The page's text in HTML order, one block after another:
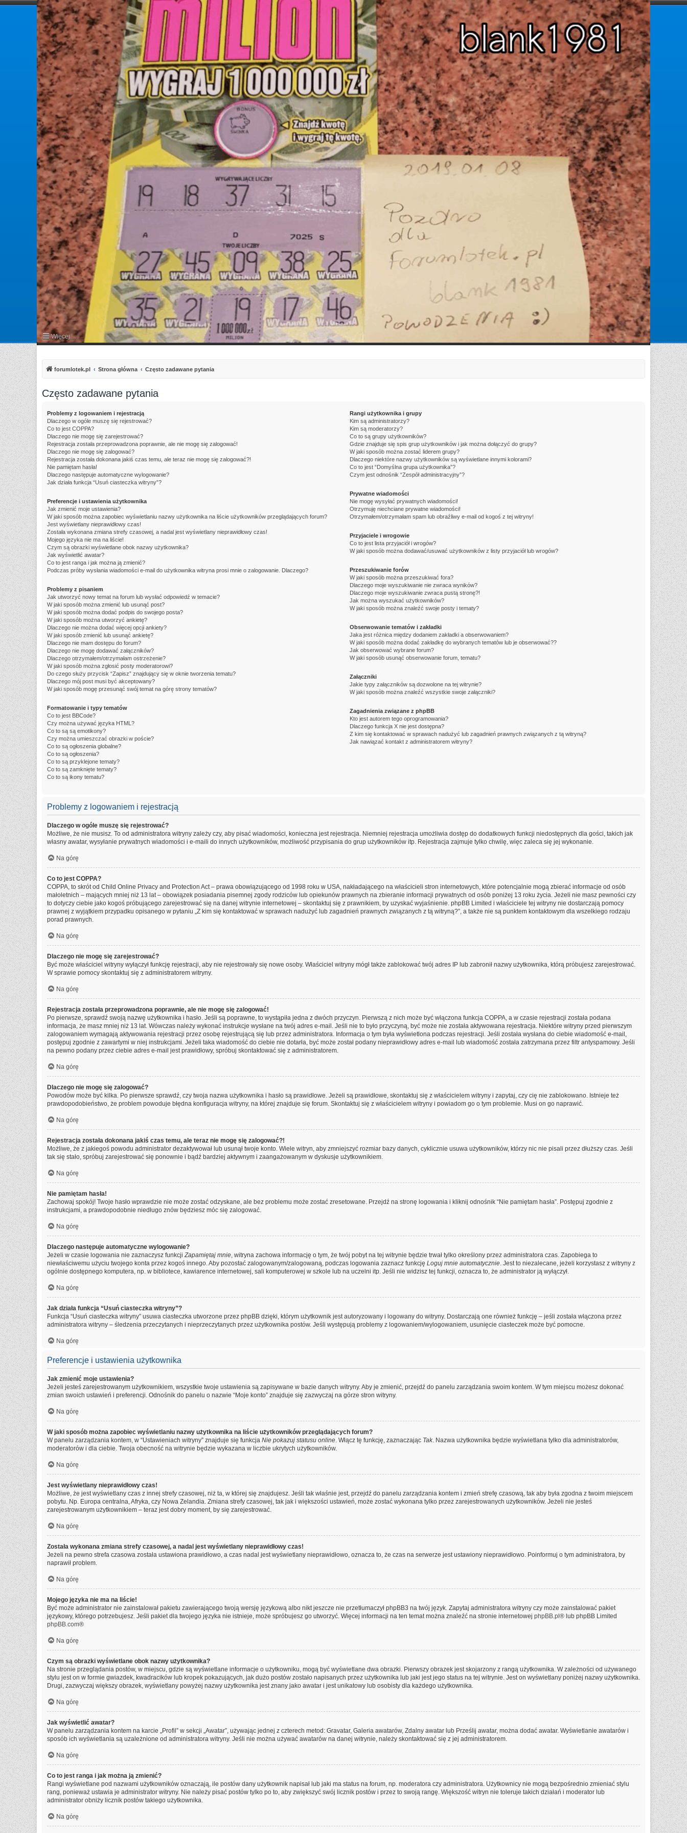
forumlotek.pl
Forum gier liczbowych
Więcej… Zaloguj się
Zarejestruj się
forumlotek.pl Strona główna Często zadawane pytania
Często zadawane pytania
Problemy z logowaniem i rejestracją
Dlaczego w ogóle muszę się rejestrować?
Co to jest COPPA?
Dlaczego nie mogę się zarejestrować?
Rejestracja została przeprowadzona poprawnie, ale nie mogę się zalogować!
Dlaczego nie mogę się zalogować?
Rejestracja została dokonana jakiś czas temu, ale teraz nie mogę się zalogować?!
Nie pamiętam hasła!
Dlaczego następuje automatyczne wylogowanie?
Jak działa funkcja “Usuń ciasteczka witryny”?
Preferencje i ustawienia użytkownika
Jak zmienić moje ustawienia?
W jaki sposób można zapobiec wyświetlaniu nazwy użytkownika na liście użytkowników przeglądających forum?
Jest wyświetlany nieprawidłowy czas!
Została wykonana zmiana strefy czasowej, a nadal jest wyświetlany nieprawidłowy czas!
Mojego języka nie ma na liście!
Czym są obrazki wyświetlane obok nazwy użytkownika?
Jak wyświetlić awatar?
Co to jest ranga i jak można ją zmienić?
Podczas próby wysłania wiadomości e-mail do użytkownika witryna prosi mnie o zalogowanie. Dlaczego?
Problemy z pisaniem
Jak utworzyć nowy temat na forum lub wysłać odpowiedź w temacie?
W jaki sposób można zmienić lub usunąć post?
W jaki sposób można dodać podpis do swojego posta?
W jaki sposób można utworzyć ankietę?
Dlaczego nie można dodać więcej opcji ankiety?
W jaki sposób zmienić lub usunąć ankietę?
Dlaczego nie mam dostępu do forum?
Dlaczego nie mogę dodawać załączników?
Dlaczego otrzymałem/otrzymałam ostrzeżenie?
W jaki sposób można zgłosić posty moderatorowi?
Do czego służy przycisk “Zapisz” znajdujący się w oknie tworzenia tematu?
Dlaczego mój post musi być akceptowany?
W jaki sposób mogę przesunąć swój temat na górę strony tematów?
Formatowanie i typy tematów
Co to jest BBCode?
Czy można używać języka HTML?
Co to są są emotikony?
Czy można umieszczać obrazki w poście?
Co to są ogłoszenia globalne?
Co to są ogłoszenia?
Co to są przyklejone tematy?
Co to są zamknięte tematy?
Co to są ikony tematu?
Rangi użytkownika i grupy
Kim są administratorzy?
Kim są moderatorzy?
Co to są grupy użytkowników?
Gdzie znajduje się spis grup użytkowników i jak można dołączyć do grupy?
W jaki sposób można zostać liderem grupy?
Dlaczego niektóre nazwy użytkowników są wyświetlane innymi kolorami?
Co to jest “Domyślna grupa użytkownika”?
Czym jest odnośnik “Zespół administracyjny”?
Prywatne wiadomości
Nie mogę wysyłać prywatnych wiadomości!
Otrzymuję niechciane prywatne wiadomości!
Otrzymałem/otrzymałam spam lub obraźliwy e-mail od kogoś z tej witryny!
Przyjaciele i wrogowie
Co to jest lista przyjaciół i wrogów?
W jaki sposób można dodawać/usuwać użytkowników z listy przyjaciół lub wrogów?
Przeszukiwanie forów
W jaki sposób można przeszukiwać fora?
Dlaczego moje wyszukiwanie nie zwraca wyników?
Dlaczego moje wyszukiwanie zwraca pustą stronę?!
Jak można wyszukać użytkowników?
W jaki sposób można znaleźć swoje posty i tematy?
Obserwowanie tematów i zakładki
Jaka jest różnica między dodaniem zakładki a obserwowaniem?
W jaki sposób można dodać zakładkę do wybranych tematów lub je obserwować??
Jak obserwować wybrane forum?
W jaki sposób usunąć obserwowanie forum, tematu?
Załączniki
Jakie typy załączników są dozwolone na tej witrynie?
W jaki sposób można znaleźć wszystkie swoje załączniki?
Zagadnienia związane z phpBB
Kto jest autorem tego oprogramowania?
Dlaczego funkcja X nie jest dostępna?
Z kim się kontaktować w sprawach nadużyć lub zagadnień prawnych związanych z tą witryną?
Jak nawiązać kontakt z administratorem witryny?
Problemy z logowaniem i rejestracją
Dlaczego w ogóle muszę się rejestrować?
Możliwe, że nie musisz. To od administratora witryny zależy czy, aby pisać wiadomości, konieczna jest rejestracja. Niemniej rejestracja umożliwia dostęp do dodatkowych funkcji niedostępnych dla gości, takich jak
własny awatar, wysyłanie prywatnych wiadomości i e-maili do innych użytkowników, możliwość przypisania do grup użytkowników itp. Rejestracja zajmuje tylko chwilę, więc zaleca się jej wykonanie.
Na górę
Co to jest COPPA?
COPPA, to skrót od Child Online Privacy and Protection Act – prawa obowiązującego od 1998 roku w USA, nakładającego na właścicieli stron internetowych, które potencjalnie mogą zbierać informacje od osób
małoletnich – mających mniej niż 13 lat – obowiązek posiadania pisemnej zgody rodziców lub opiekunów prawnych na zbieranie informacji prywatnych od osób poniżej 13 roku życia. Jeżeli nie masz pewności czy
to dotyczy ciebie jako kogoś próbującego zarejestrować się na danej witrynie internetowej – skontaktuj się z prawnikiem, by uzyskać wyjaśnienie. phpBB Limited i właściciele tej witryny nie dostarczają pomocy
prawnej z wyjątkiem przypadku opisanego w pytaniu „Z kim się kontaktować w sprawach nadużyć lub zagadnień prawnych związanych z tą witryną?”, a także nie są punktem kontaktowym dla wszelkiego rodzaju
porad prawnych.
Na górę
Dlaczego nie mogę się zarejestrować?
Być może właściciel witryny wyłączył funkcję rejestracji, aby nie rejestrowały się nowe osoby. Właściciel witryny mógł także zablokować twój adres IP lub zabronił nazwy użytkownika, którą próbujesz zarejestrować.
W sprawie pomocy skontaktuj się z administratorem witryny.
Na górę
Rejestracja została przeprowadzona poprawnie, ale nie mogę się zalogować!
Po pierwsze, sprawdź swoją nazwę użytkownika i hasło. Jeśli są poprawne, to wystąpiła jedna z dwóch przyczyn. Pierwszą z nich może być włączona funkcja COPPA, a w czasie rejestracji została podana
informacja, że masz mniej niż 13 lat. Wówczas należy wykonać instrukcje wysłane na twój adres e-mail. Jeśli nie to było przyczyną, być może nie została aktywowana rejestracja. Niektóre witryny przed pierwszym
zalogowaniem wymagają aktywowania rejestracji przez osobę rejestrującą się lub przez administratora. Informacja o tym była wyświetlona podczas rejestracji. Jeśli została wysłana do ciebie wiadomość e-mail,
postępuj zgodnie z zawartymi w niej instrukcjami. Jeżeli taka wiadomość do ciebie nie dotarła, być może został podany nieprawidłowy adres e-mail lub wiadomość została zatrzymana przez filtr antyspamowy. Jeśli
na pewno podany przez ciebie adres e-mail jest prawidłowy, spróbuj skontaktować się z administratorem.
Na górę
Dlaczego nie mogę się zalogować?
Powodów może być kilka. Po pierwsze sprawdź, czy twoja nazwa użytkownika i hasło są prawidłowe. Jeżeli są prawidłowe, skontaktuj się z właścicielem witryny i zapytaj, czy cię nie zablokowano. Istnieje też
prawdopodobieństwo, że problem powoduje błędna konfiguracja witryny, na której znajduje się forum. Skontaktuj się z właścicielem witryny i powiadom go o tym problemie. Musi on go naprawić.
Na górę
Rejestracja została dokonana jakiś czas temu, ale teraz nie mogę się zalogować?!
Możliwe, że z jakiegoś powodu administrator dezaktywował lub usunął twoje konto. Wiele witryn, aby zmniejszyć rozmiar bazy danych, cyklicznie usuwa użytkowników, którzy nic nie pisali przez dłuższy czas. Jeśli
tak się stało, spróbuj zarejestrować się ponownie i bądź bardziej aktywnym i zaangażowanym w dyskusje użytkownikiem.
Na górę
Nie pamiętam hasła!
Zachowaj spokój! Twoje hasło wprawdzie nie może zostać odzyskane, ale bez problemu może zostać zresetowane. Przejdź na stronę logowania i kliknij odnośnik “Nie pamiętam hasła”. Postępuj zgodnie z
instrukcjami, a prawdopodobnie niedługo znów będziesz móc się zalogować.
Na górę
Dlaczego następuje automatyczne wylogowanie?
Jeżeli w czasie logowania nie zaznaczysz funkcjiZapamiętaj mnie, witryna zachowa informację o tym, że twój pobyt na tej witrynie będzie trwał tylko określony przez administratora czas. Zapobiega to
niewłaściwemu użyciu twojego konta przez kogoś innego. Aby pozostać zalogowanym/zalogowaną, podczas logowania zaznacz funkcję Loguj mnie automatycznie. Jest to niezalecane, jeżeli korzystasz z witryny z
ogólnie dostępnego komputera, np. w bibliotece, kawiarence internetowej, sali komputerowej w szkole lub na uczelni itp. Jeśli nie widzisz tej funkcji, oznacza to, że administrator ją wyłączył.
Na górę
Jak działa funkcja “Usuń ciasteczka witryny”?
Funkcja “Usuń ciasteczka witryny” usuwa ciasteczka utworzone przez phpBB dzięki, którym użytkownik jest autoryzowany i logowany do witryny. Dostarczają one również funkcję – jeśli została włączona przez
administratora witryny – śledzenia przeczytanych i nieprzeczytanych przez użytkownika postów. Jeśli występują problemy z logowaniem/wylogowaniem, usunięcie ciasteczek może być pomocne.
Na górę
Preferencje i ustawienia użytkownika
Jak zmienić moje ustawienia?
Jeżeli jesteś zarejestrowanym użytkownikiem, wszystkie twoje ustawienia są zapisywane w bazie danych witryny. Aby je zmienić, przejdź do panelu zarządzania swoim kontem. W tym miejscu możesz dokonać
zmian swoich ustawień i preferencji. Odnośnik do panelu o nazwie “Moje konto” znajduje się zazwyczaj na górze stron witryny.
Na górę
W jaki sposób można zapobiec wyświetlaniu nazwy użytkownika na liście użytkowników przeglądających forum?
W panelu zarządzania kontem, w “Ustawieniach witryny” znajduje się funkcja Nie pokazuj statusu online. Włącz tę funkcję, zaznaczając Tak. Nazwa użytkownika będzie wyświetlana tylko dla administratorów,
moderatorów i dla ciebie. Twoja obecność na witrynie będzie wykazana w liczbie ukrytych użytkowników.
Na górę
Jest wyświetlany nieprawidłowy czas!
Możliwe, że jest wyświetlany czas z innej strefy czasowej, niż ta, w której się znajdujesz. Jeśli tak właśnie jest, przejdź do panelu zarządzania kontem i zmień strefę czasową, tak aby była zgodna z twoim miejscem
pobytu. Np. Europa centralna, Afryka, czy Nowa Zelandia. Zmiana strefy czasowej, tak jak i większości ustawień, może zostać wykonana tylko przez zarejestrowanych użytkowników. Jeżeli nie jesteś
zarejestrowanym użytkownikiem – teraz jest dobry moment, by się zarejestrować.
Na górę
Została wykonana zmiana strefy czasowej, a nadal jest wyświetlany nieprawidłowy czas!
Jeżeli na pewno strefa czasowa została ustawiona prawidłowo, a czas nadal jest wyświetlany nieprawidłowo, oznacza to, że czas na serwerze jest ustawiony nieprawidłowo. Poinformuj o tym administratora, by
naprawił problem.
Na górę
Mojego języka nie ma na liście!
Być może administrator nie zainstalował pakietu zawierającego twoją wersję językową albo nikt jeszcze nie przetłumaczył phpBB3 na twój język. Zapytaj administratora witryny czy może zainstalować pakiet
językowy, którego potrzebujesz. Jeśli pakiet dla twojego języka nie istnieje, może spróbujesz go utworzyć. Więcej informacji na ten temat można znaleźć na stronie internetowej phpBB.pl ® lub phpBB Limited
phpBB.com®
Na górę
Czym są obrazki wyświetlane obok nazwy użytkownika?
Na stronie przeglądania postów, w miejscu, gdzie są wyświetlane informacje o użytkowniku, mogą być wyświetlane dwa obrazki. Pierwszy obrazek jest skojarzony z rangą użytkownika. W zależności od używanego
stylu jest on w formie gwiazdek, kwadracików lub kropek pokazujących, jak dużo postów zostało napisanych przez użytkownika lub jaki jest jego status na tej witrynie. Jest on wyświetlany poniżej nazwy użytkownika.
Drugi, zazwyczaj większy obrazek, wyświetlany powyżej nazwy użytkownika jest znany jako awatar i jest unikatowy lub osobisty dla każdego użytkownika.
Na górę
Jak wyświetlić awatar?
W panelu zarządzania kontem na karcie „Profil” w sekcji „Awatar”, używając jednej z czterech metod: Gravatar, Galeria awatarów, Zdalny awatar lub Prześlij awatar, można dodać awatar. Wyświetlanie awatarów i
sposób ich wyświetlania są uzależnione od administratora witryny. Jeśli nie można używać awatarów na danej witrynie, należy skontaktować się z jej administratorem.
Na górę
Co to jest ranga i jak można ją zmienić?
Rangi wyświetlane pod nazwami użytkowników oznaczają, ile postów dany użytkownik napisał lub jaki ma status na forum, np. moderatora czy administratora. Użytkownicy nie mogą bezpośrednio zmieniać stylu
rang, ponieważ ustawia je administrator witryny. Nie należy pisać postów tylko po to, aby zwiększyć swój licznik postów i przez to swoją rangę. Większość witryn nie toleruje takich działań i moderator lub
administrator obniży licznik postów takiego użytkownika.
Na górę